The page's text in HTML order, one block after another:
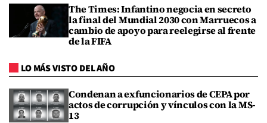
The Times: Infantino negocia en secreto
la final del Mundial 2030 con Marruecos a
cambio de apoyo para reelegirse al frente
de la FIFA
LO MÁS VISTO DEL AÑO
Condenan a exfuncionarios de CEPA por
actos de corrupción y vínculos con la MS-
13